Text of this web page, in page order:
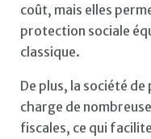
coût, mais elles
protection sociale
classique.
De plus, la société
charge de
fiscales, ce qui